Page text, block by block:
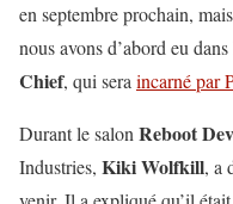
en septembre prochain,
nous avons d’abord eu
Chief, qui sera incarné par
Durant le salon Reboot
Industries, Kiki Wolfkill, a